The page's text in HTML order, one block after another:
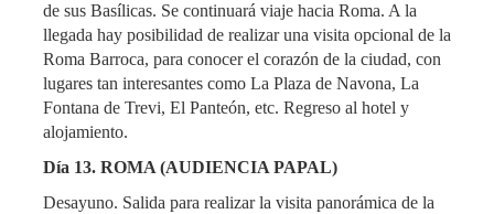
de sus Basílicas. Se continuará viaje hacia Roma. A la
llegada hay posibilidad de realizar una visita opcional de la
Roma Barroca, para conocer el corazón de la ciudad, con
lugares tan interesantes como La Plaza de Navona, La
Fontana de Trevi, El Panteón, etc. Regreso al hotel y
alojamiento.
Día 13. ROMA (AUDIENCIA PAPAL)
Desayuno. Salida para realizar la visita panorámica de la